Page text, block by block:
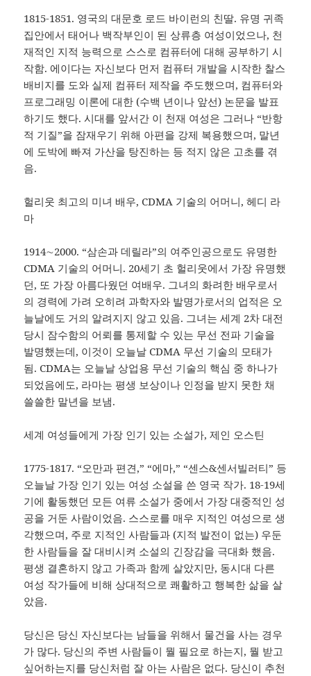
1815-1851. 영국의 대문호 로드 바이런의 친딸. 유명 귀족
집안에서 태어나 백작부인이 된 상류층 여성이었으나, 천
재적인 지적 능력으로 스스로 컴퓨터에 대해 공부하기 시
작함. 에이다는 자신보다 먼저 컴퓨터 개발을 시작한 찰스
배비지를 도와 실제 컴퓨터 제작을 주도했으며, 컴퓨터와
프로그래밍 이론에 대한 (수백 년이나 앞선) 논문을 발표
하기도 했다. 시대를 앞서간 이 천재 여성은 그러나 “반항
적 기질”을 잠재우기 위해 아편을 강제 복용했으며, 말년
에 도박에 빠져 가산을 탕진하는 등 적지 않은 고초를 겪
음.
헐리웃 최고의 미녀 배우, CDMA 기술의 어머니, 헤디 라
마
1914∼2000. “삼손과 데릴라”의 여주인공으로도 유명한
CDMA 기술의 어머니. 20세기 초 헐리웃에서 가장 유명했
던, 또 가장 아름다웠던 여배우. 그녀의 화려한 배우로서
의 경력에 가려 오히려 과학자와 발명가로서의 업적은 오
늘날에도 거의 알려지지 않고 있음. 그녀는 세계 2차 대전
당시 잠수함의 어뢰를 통제할 수 있는 무선 전파 기술을
발명했는데, 이것이 오늘날 CDMA 무선 기술의 모태가
됨. CDMA는 오늘날 상업용 무선 기술의 핵심 중 하나가
되었음에도, 라마는 평생 보상이나 인정을 받지 못한 채
쓸쓸한 말년을 보냄.
세계 여성들에게 가장 인기 있는 소설가, 제인 오스틴
1775-1817. “오만과 편견,” “에마,” “센스&센서빌러티” 등
오늘날 가장 인기 있는 여성 소설을 쓴 영국 작가. 18-19세
기에 활동했던 모든 여류 소설가 중에서 가장 대중적인 성
공을 거둔 사람이었음. 스스로를 매우 지적인 여성으로 생
각했으며, 주로 지적인 사람들과 (지적 발전이 없는) 우둔
한 사람들을 잘 대비시켜 소설의 긴장감을 극대화 했음.
평생 결혼하지 않고 가족과 함께 살았지만, 동시대 다른
여성 작가들에 비해 상대적으로 쾌활하고 행복한 삶을 살
았음.
당신은 당신 자신보다는 남들을 위해서 물건을 사는 경우
가 많다. 당신의 주변 사람들이 뭘 필요로 하는지, 뭘 받고
싶어하는지를 당신처럼 잘 아는 사람은 없다. 당신이 추천